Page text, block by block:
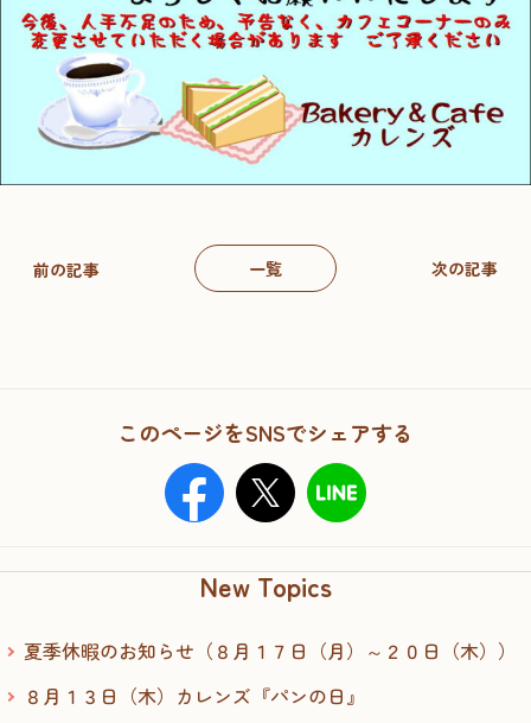
前の記事 一覧 次の記事
このページをSNSでシェアする
New Topics
夏季休暇のお知らせ（８月１７日（月）～２０日（木））
８月１３日（木）カレンズ『パンの日』